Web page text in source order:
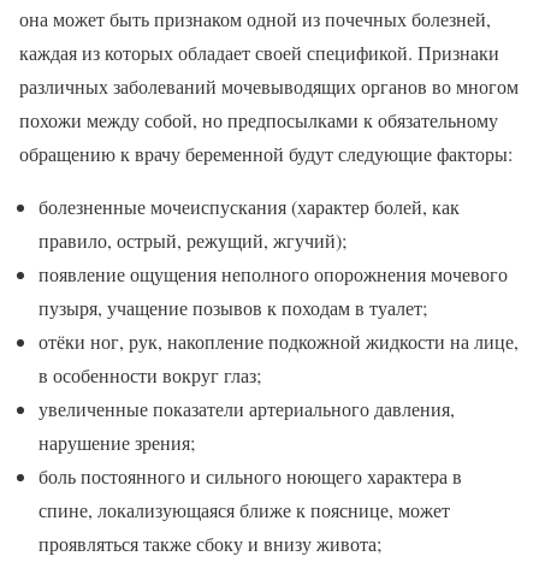
она может быть признаком одной из почечных болезней,
каждая из которых обладает своей спецификой. Признаки
различных заболеваний мочевыводящих органов во многом
похожи между собой, но предпосылками к обязательному
обращению к врачу беременной будут следующие факторы:
болезненные мочеиспускания (характер болей, как
правило, острый, режущий, жгучий);
появление ощущения неполного опорожнения мочевого
пузыря, учащение позывов к походам в туалет;
отёки ног, рук, накопление подкожной жидкости на лице,
в особенности вокруг глаз;
увеличенные показатели артериального давления,
нарушение зрения;
боль постоянного и сильного ноющего характера в
спине, локализующаяся ближе к пояснице, может
проявляться также сбоку и внизу живота;